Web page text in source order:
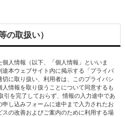
の取扱い）
⼈情報（以下、「個⼈情報」といいま
本ウェブサイト内に掲⽰する「プライバ
に取り扱い、利⽤者は、このプライバシ
情報を取り扱うことについて同意するも
引を完了しておらず、情報の入力途中であ
し込みフォームに途中まで入力されたお
の改善およびご案内のために利用する場